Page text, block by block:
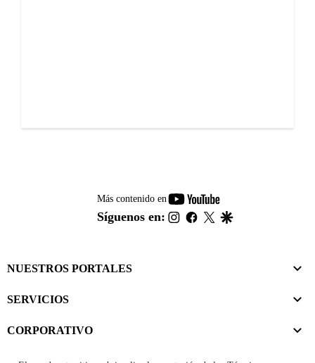
Más contenido en
youtube-
footer
Síguenos en: instagram
facebook
twitter
NUESTROS PORTALES
SERVICIOS
CORPORATIVO